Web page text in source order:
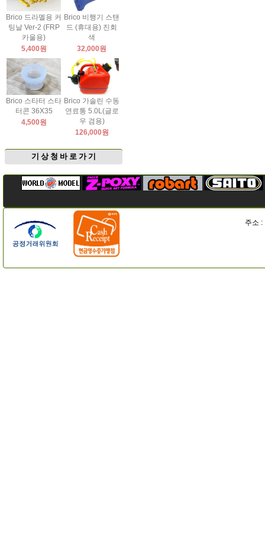
Brico 드라멜용 커
팅날 Ver-2 (FRP
카울용)
5,400원
Brico 비행기 스탠
드 (휴대용) 진회
색
32,000원
Brico 스타터 스타
터콘 36X35
4,500원
Brico 가솔린 수동
연료통 5.0L(글로
우 겸용)
126,000원
기 상 청 바 로 가 기
주소